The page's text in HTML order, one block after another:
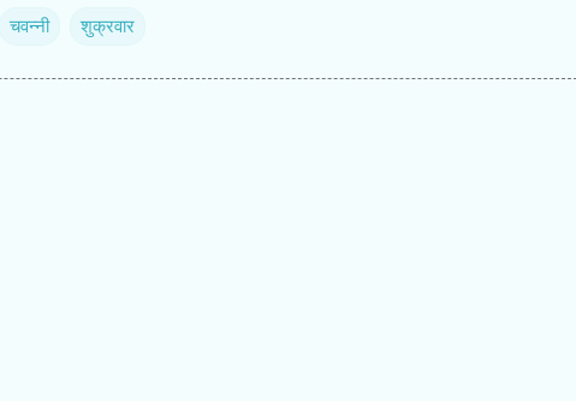
चवन्नी शुक्रवार